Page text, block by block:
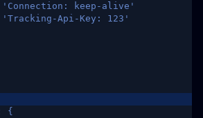
'Connection: keep-alive'
'Tracking-Api-Key: 123'
{